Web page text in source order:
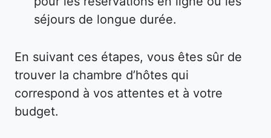
séjours de longue durée.
En suivant ces étapes, vous êtes sûr de
trouver la chambre d’hôtes qui
correspond à vos attentes et à votre
budget.